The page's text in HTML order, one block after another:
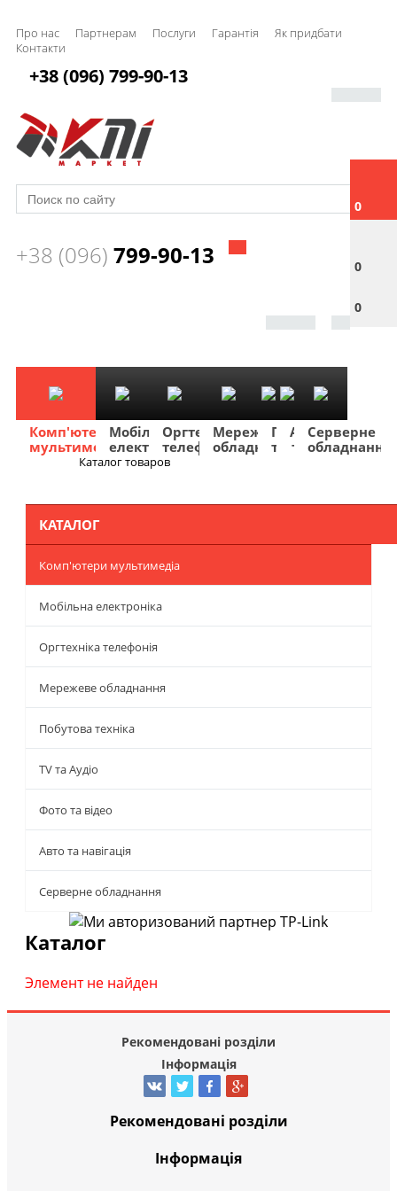
Про нас Партнерам Послуги Гарантія
Як придбати
Контакти
0
0
0
+38 (096) 799-90-13
+38 (096) 799-90-13
Комп'ютери
мультимедіа
Мобільна
електроніка
Оргтехніка
телефонія
Мережеве
обладнання
Побутова
техніка
TV
та
Фото
та
Авто
та
Серверне
обладнання
Каталог товаров
КАТАЛОГ
Комп'ютери мультимедіа
Мобільна електроніка
Оргтехніка телефонія
Мережеве обладнання
Побутова техніка
TV та Аудіо
Фото та відео
Авто та навігація
Серверне обладнання
Каталог
Элемент не найден
Рекомендовані розділи
Інформація
Рекомендовані розділи
Інформація